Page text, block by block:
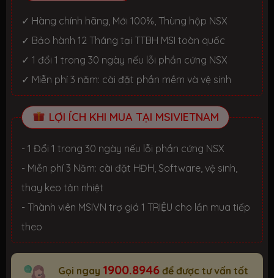
✓ Hàng chính hãng, Mới 100%, Thùng hộp NSX
✓ Bảo hành 12 Tháng tại TTBH MSI toàn quốc
✓ 1 đổi 1 trong 30 ngày nếu lỗi phần cứng NSX
✓ Miễn phí 3 năm: cài đặt phần mềm và vệ sinh
LỢI ÍCH KHI MUA TẠI MSIVIETNAM
- 1 Đổi 1 trong 30 ngày nếu lỗi phần cứng NSX
- Miễn phí 3 Năm: cài đặt HĐH, Software, vệ sinh,
thay keo tản nhiệt
- Thành viên MSIVN trợ giá 1 TRIỆU cho lần mua tiếp
theo
Gọi ngay 1900.8946 để được tư vấn tốt